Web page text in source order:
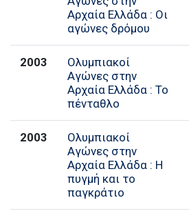
Αρχαία Ελλάδα : Οι
αγώνες δρόμου
2003
Ολυμπιακοί
Αγώνες στην
Αρχαία Ελλάδα : Το
πένταθλο
2003
Ολυμπιακοί
Αγώνες στην
Αρχαία Ελλάδα : Η
πυγμή και το
παγκράτιο